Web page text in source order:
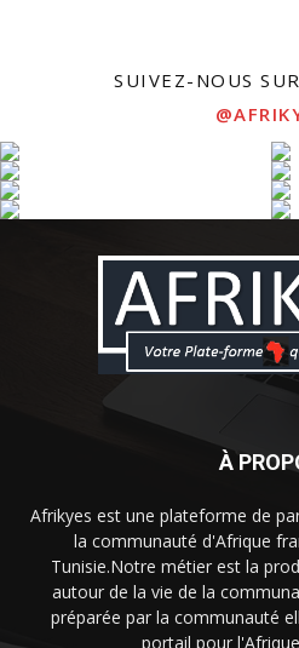
SUIVEZ-NOUS
À
Afrikyes est une plateforme de
la communauté d'Afrique
Tunisie.Notre métier est la
autour de la vie de la
préparée par la communauté
portail pour